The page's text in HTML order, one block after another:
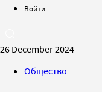
Войти
26 December 2024
Общество